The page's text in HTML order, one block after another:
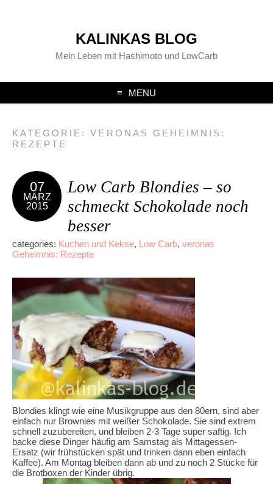
KALINKAS BLOG
Mein Leben mit Hashimoto und LowCarb
MENU
KATEGORIE:VERONAS GEHEIMNIS:
REZEPTE
07
MÄRZ
2015
Low Carb Blondies – so
schmeckt Schokolade noch
besser
categories: Kuchen und Kekse, Low Carb, veronas
Geheimnis: Rezepte
Blondies klingt wie eine Musikgruppe aus den 80ern, sind aber
einfach nur Brownies mit weißer Schokolade. Sie sind extrem
schnell zuzubereiten, und bleiben 2-3 Tage super saftig. Ich
backe diese Dinger häufig am Samstag als Mittagessen-
Ersatz (wir frühstücken spät und trinken dann eben einfach
Kaffee). Am Montag bleiben dann ab und zu noch 2 Stücke für
die Brotboxen der Kinder übrig.